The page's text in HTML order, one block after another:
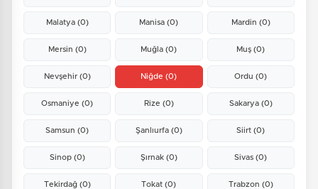
Malatya (0) Manisa(0) Mardin (0)
Mersin (0) Muğla(0) Muş(0)
Nevşehir (0) Niğde(0) Ordu(0)
Osmaniye(0) Rize (0) Sakarya (0)
Samsun(0) Şanlıurfa (0) Siirt(0)
Sinop (0) Şırnak (0) Sivas(0)
Tekirdağ (0) Tokat(0) Trabzon (0)